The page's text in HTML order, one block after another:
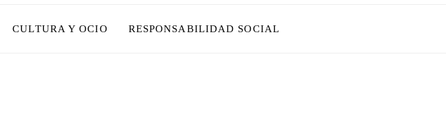
CULTURA Y OCIO RESPONSABILIDAD SOCIAL